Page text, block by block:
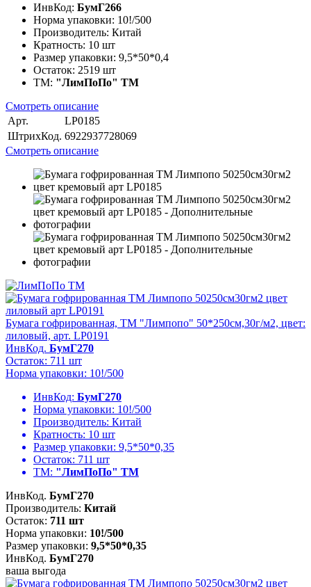
ИнвКод: БумГ266
Норма упаковки: 10!/500
Производитель: Китай
Кратность: 10 шт
Размер упаковки: 9,5*50*0,4
Остаток: 2519 шт
ТМ: "ЛимПоПо" ТМ
Смотреть описание
Арт.
LP0185
ШтрихКод. 6922937728069
Смотреть описание
Бумага гофрированная, ТМ "Лимпопо" 50*250см,30г/м2, цвет:
лиловый, арт. LP0191
ИнвКод. БумГ270
Остаток: 711 шт
Норма упаковки: 10!/500
ИнвКод: БумГ270
Норма упаковки: 10!/500
Производитель: Китай
Кратность: 10 шт
Размер упаковки: 9,5*50*0,35
Остаток: 711 шт
ТМ: "ЛимПоПо" ТМ
ИнвКод. БумГ270
Производитель: Китай
Остаток: 711 шт
Норма упаковки: 10!/500
Размер упаковки: 9,5*50*0,35
ИнвКод. БумГ270
ваша выгода